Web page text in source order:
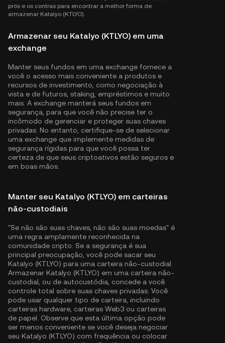
prós e os contras para encontrar a melhor forma de
armazenar Katalyo (KTLYO).
Armazenar seu Katalyo (KTLYO) em uma
exchange
Manter seus fundos em uma exchange fornece a
você o acesso mais conveniente a produtos e
recursos de investimento, como negociação à
vista e de futuros, staking, empréstimos e muito
mais. A exchange manterá seus fundos em
segurança, para que você não precise ter o
incômodo de gerenciar e proteger suas chaves
privadas. No entanto, certifique-se de selecionar
uma exchange que implemente medidas de
segurança rígidas para que você possa ter
certeza de que seus criptoativos estão seguros e
em boas mãos.
Manter seu Katalyo (KTLYO) em carteiras
não-custodiais
"Se não são suas chaves, não são suas moedas" é
uma regra amplamente reconhecida na
comunidade cripto. Se a segurança é sua
principal preocupação, você pode sacar seu
Katalyo (KTLYO) para uma carteira não-custodial.
Armazenar Katalyo (KTLYO) em uma carteira não-
custodial, ou de autocustódia, concede a você
controle total sobre suas chaves privadas. Você
pode usar qualquer tipo de carteira, incluindo
carteiras hardware, carteiras Web3 ou carteiras
de papel. Observe que esta última opção pode
ser menos conveniente se você deseja negociar
seu Katalyo (KTLYO) com frequência ou colocar